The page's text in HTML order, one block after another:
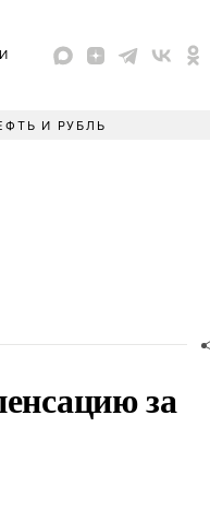
И РУБЛЬ
за